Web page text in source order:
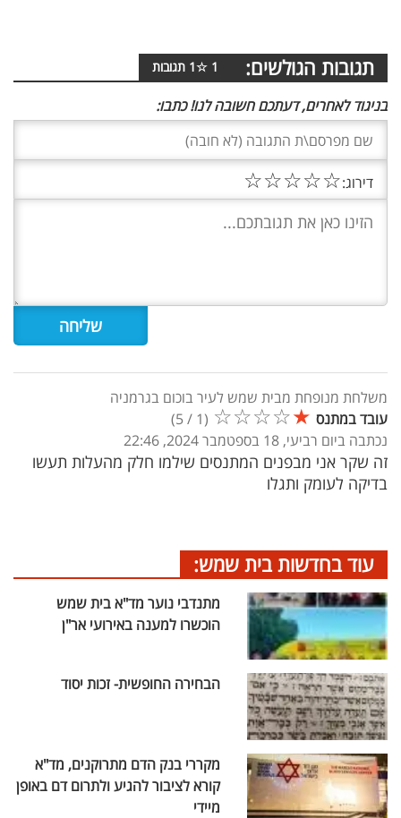
תגובות הגולשים: 1
☆
1 תגובות
בניגוד לאחרים, דעתכם חשובה לנו! כתבו:
דירוג:☆
☆
☆
☆
☆
משלחת מנופחת מבית שמש לעיר בוכום בגרמניה
עובד במתנס ★
☆
☆
☆
☆
(
1
/
5
)
נכתבה ביום רביעי, 18 בספטמבר 2024, 22:46
זה שקר אני מבפנים המתנסים שילמו חלק מהעלות תעשו
בדיקה לעומק ותגלו
עוד בחדשות בית שמש:
מתנדבי נוער מד"א בית שמש
הוכשרו למענה באירועי אר"ן
הבחירה החופשית- זכות יסוד
מקררי בנק הדם מתרוקנים, מד"א
קורא לציבור להגיע ולתרום דם באופן
מיידי